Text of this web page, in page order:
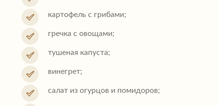
картофель с грибами;
гречка с овощами;
тушеная капуста;
винегрет;
салат из огурцов и помидоров;